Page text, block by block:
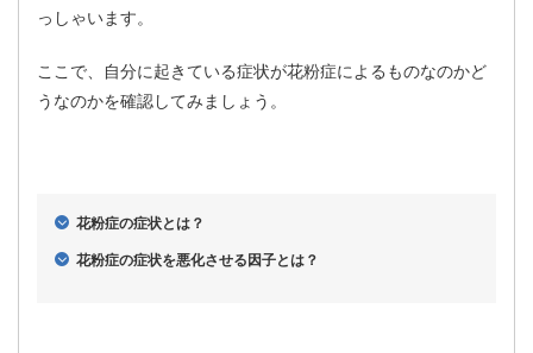
っしゃいます。
ここで、自分に起きている症状が花粉症によるものなのかど
うなのかを確認してみましょう。
花粉症の症状とは？
花粉症の症状を悪化させる因子とは？